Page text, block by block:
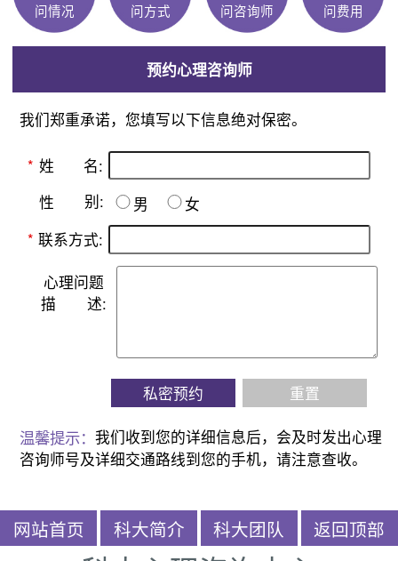
问情况 问方式 问咨询师 问费用
预约心理咨询师
我们郑重承诺，您填写以下信息绝对保密。
* 姓 名:
性 别: 男
女
* 联系方式:
心理问题
描
述:
私密预约 重置
温馨提示：我们收到您的详细信息后，会及时发出心理
咨询师号及详细交通路线到您的手机，请注意查收。
网站首页 科大简介 科大团队 返回顶部